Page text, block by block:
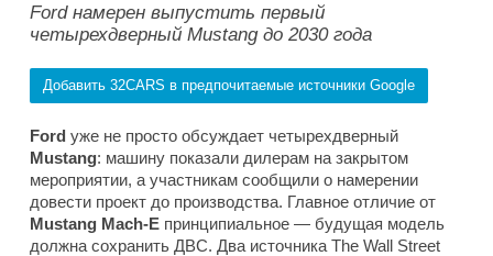
Ford намерен выпустить первый
четырехдверный Mustang до 2030 года
Добавить 32CARS в предпочитаемые источники Google
Ford уже не просто обсуждает четырехдверный
Mustang: машину показали дилерам на закрытом
мероприятии, а участникам сообщили о намерении
довести проект до производства. Главное отличие от
Mustang Mach-E принципиальное — будущая модель
должна сохранить ДВС. Два источника The Wall Street